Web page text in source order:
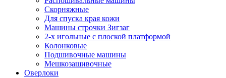
Скорняжные
Для спуска края кожи
Машины строчки Зигзаг
2-х игольные с плоской платформой
Колонковые
Подшивочные машины
Мешкозашивочные
Оверлоки